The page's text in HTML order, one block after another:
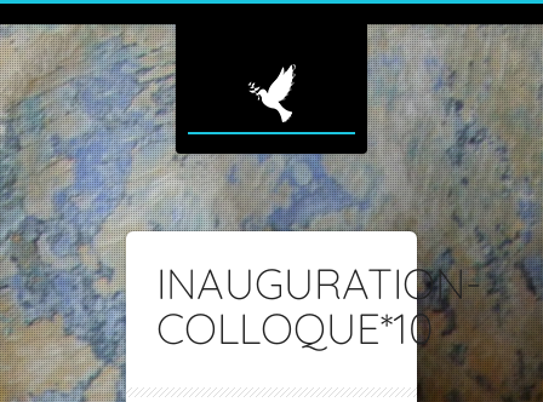
INAUGURATION-
COLLOQUE*10